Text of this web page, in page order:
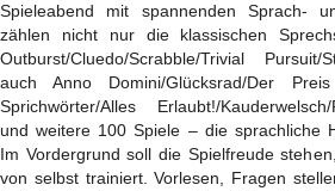
Spieleabend mit spannenden Sprach-
zählen nicht nur die klassischen
Outburst/Cluedo/Scrabble/Trivial Pursuit/
auch Anno Domini/Glücksrad/Der
Sprichwörter/Alles Erlaubt!/Kauderwelsch/
und weitere 100 Spiele – die sprachliche
Im Vordergrund soll die Spielfreude
von selbst trainiert. Vorlesen, Fragen